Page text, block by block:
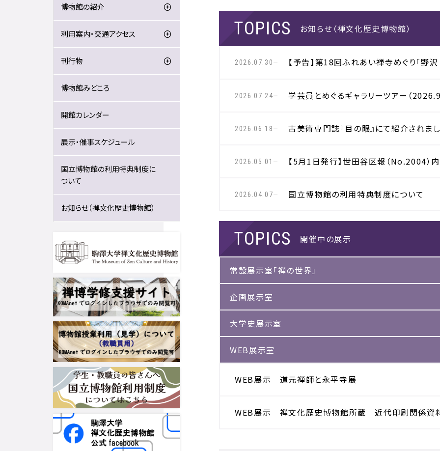
お知らせ（禅文化歴史博物館）
2026.07.30 【予告】第18回ふれあい禅寺めぐり「野
2026.07.24 学芸員とめぐるギャラリーツアー（
2026.06.18 古美術専門誌『目の眼』にて紹介されま
2026.05.01 【5月1日発行】世田谷区報（No.2004）
2026.04.07 国立博物館の利用特典制度について
開催中の展示
常設展示室「禅の世界」
企画展示室
大学史展示室
WEB展示室
WEB展示 道元禅師と永平寺展
WEB展示 禅文化歴史博物館所蔵 近代印刷関係資
博物館の紹介
利用案内・交通アクセス
刊行物
博物館みどころ
開館カレンダー
展示・催事スケジュール
国立博物館の利用特典制度に
ついて
お知らせ（禅文化歴史博物館）